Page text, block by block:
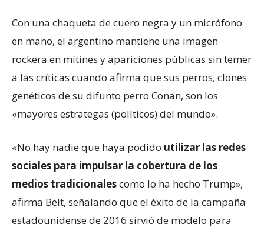
Con una chaqueta de cuero negra y un micrófono
en mano, el argentino mantiene una imagen
rockera en mítines y apariciones públicas sin temer
a las críticas cuando afirma que sus perros, clones
genéticos de su difunto perro Conan, son los
«mayores estrategas (políticos) del mundo».
«No hay nadie que haya podido utilizar las redes
sociales para impulsar la cobertura de los
medios tradicionalescomo lo ha hecho Trump»,
afirma Belt, señalando que el éxito de la campaña
estadounidense de 2016 sirvió de modelo para